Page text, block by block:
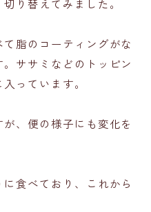
り替えてみました。
脂のコーティングがな
ササミなどのトッピン
っています。
、便の様子にも変化を
食べており、これから